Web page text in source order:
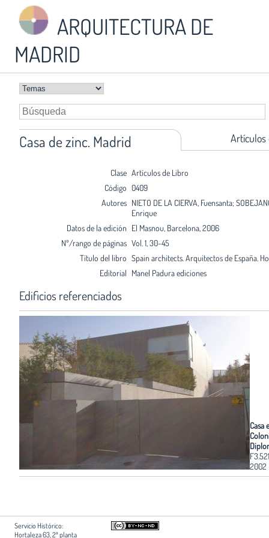
ARQUITECTURA DE
MADRID
Casa de zinc. Madrid Artículos
Clase Artículos de Libro
Código 0409
Autores NIETO DE LA CIERVA, Fuensanta;
Enrique
Datos de la edición El Masnou, Barcelona, 2006
Nº/rango de páginas Vol. 1, 30-45
Título del libro Spain architects. Arquitectos de España.
Editorial Manel Padura ediciones
Edificios referenciados
Casa
F3.521
2002
Servicio Histórico:
Hortaleza 63, 2ª planta